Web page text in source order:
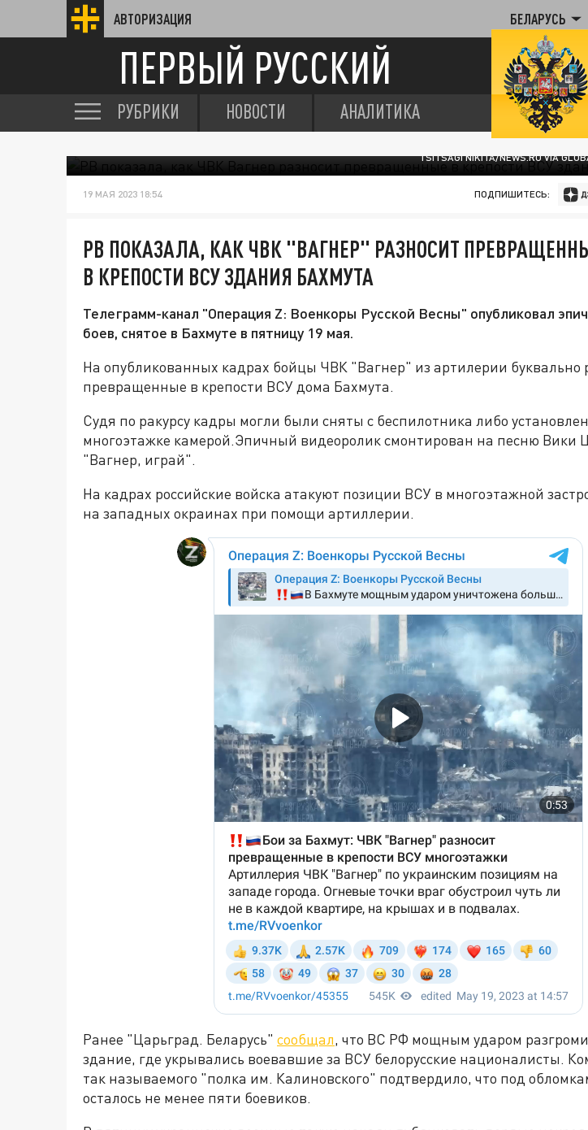
АВТОРИЗАЦИЯ БЕЛАРУСЬ
ПЕРВЫЙ РУССКИЙ
РУБРИКИ НОВОСТИ АНАЛИТИКА
TSITSAGI NIKITA/NEWS.RU VIA
19 МАЯ 2023 18:54 ПОДПИШИТЕСЬ:
РВ ПОКАЗАЛА, КАК ЧВК "ВАГНЕР" РАЗНОСИТ
В КРЕПОСТИ ВСУ ЗДАНИЯ БАХМУТА
Телеграмм-канал "Операция Z: Военкоры Русской Весны" опубликовал
боев, снятое в Бахмуте в пятницу 19 мая.
На опубликованных кадрах бойцы ЧВК "Вагнер" из артилерии буквально
превращенные в крепости ВСУ дома Бахмута.
Судя по ракурсу кадры могли были сняты с беспилотника либо
многоэтажке камерой.Эпичный видеоролик смонтирован на песню Вики
"Вагнер, играй".
На кадрах российские войска атакуют позиции ВСУ в многоэтажной
на западных окраинах при помощи артиллерии.
Ранее "Царьград. Беларусь" сообщал, что ВС РФ мощным ударом
здание, где укрывались воевавшие за ВСУ белорусские националисты.
так называемого "полка им. Калиновского" подтвердило, что под
осталось не менее пяти боевиков.